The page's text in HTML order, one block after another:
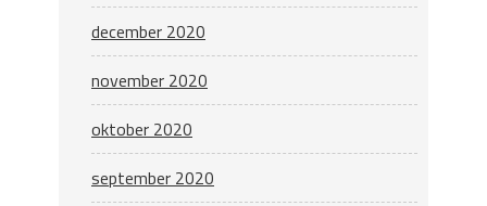
december 2020
november 2020
oktober 2020
september 2020